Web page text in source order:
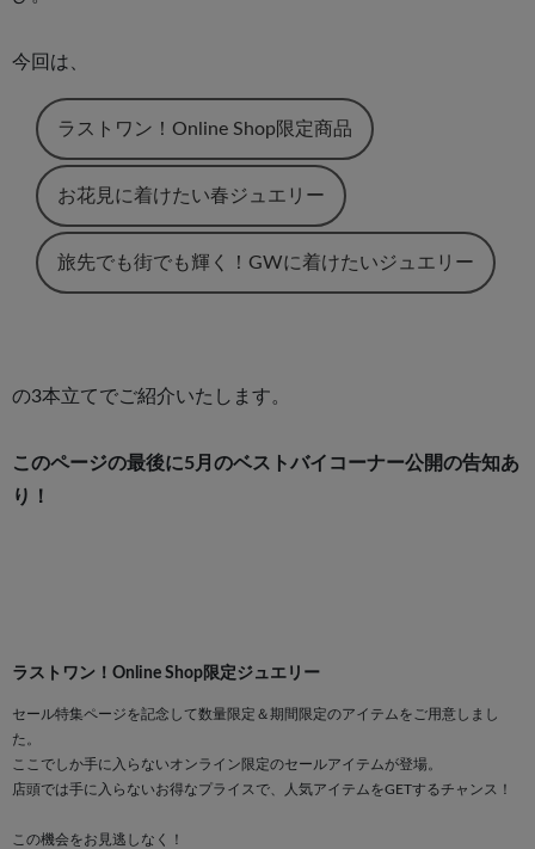
今回は、
ラストワン！Online Shop限定商品
お花見に着けたい春ジュエリー
旅先でも街でも輝く！GWに着けたいジュエリー
の3本立てでご紹介いたします。
このページの最後に5月のベストバイコーナー公開の告知あ
り！
ラストワン！Online Shop限定ジュエリー
セール特集ページを記念して数量限定＆期間限定のアイテムをご用意しまし
た。
ここでしか手に入らないオンライン限定のセールアイテムが登場。
店頭では手に入らないお得なプライスで、人気アイテムをGETするチャンス！
この機会をお見逃しなく！